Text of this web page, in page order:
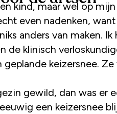
kind, maar wel op
even nadenken,
anders van maken.
de klinisch
geplande keizersnee.
gewild, dan was er
een keizersnee